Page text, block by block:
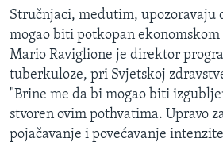
Stručnjaci, međutim, upozoravaju
mogao biti potkopan ekonomskom
Mario Raviglione je direktor
tuberkuloze, pri Svjetskoj
"Brine me da bi mogao biti
stvoren ovim pothvatima. Upravo
pojačavanje i povećavanje